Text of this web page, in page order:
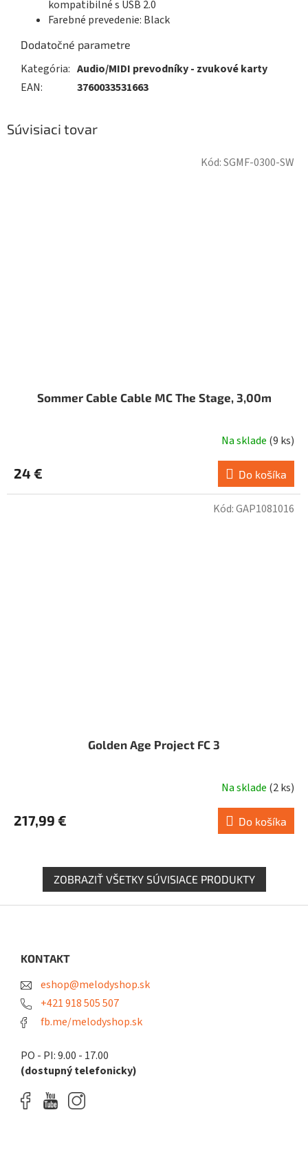
kompatibilné s USB 2.0
Farebné prevedenie: Black
Dodatočné parametre
Kategória: Audio/MIDI prevodníky - zvukové karty
EAN: 3760033531663
Súvisiaci tovar
Sommer Cable Cable MC The Stage, 3,00m
Na sklade (9 ks)
24 € Do košíka
Kód:SGMF-0300-SW
Golden Age Project FC 3
produktu
hviezdičiek.
Na sklade (2 ks)
217,99 € Do košíka
Kód:GAP1081016
ZOBRAZIŤ VŠETKY SÚVISIACE PRODUKTY
KONTAKT
eshop@melodyshop.sk
+421 918 505 507
fb.me/melodyshop.sk
PO - PI: 9.00 - 17.00
(dostupný telefonicky)